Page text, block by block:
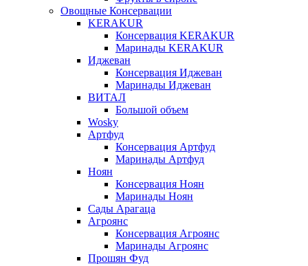
Овощные Консервации
KERAKUR
Консервация KERAKUR
Маринады KERAKUR
Иджеван
Консервация Иджеван
Маринады Иджеван
ВИТАЛ
Большой объем
Wosky
Артфуд
Консервация Артфуд
Маринады Артфуд
Ноян
Консервация Ноян
Маринады Ноян
Сады Арагаца
Агроянс
Консервация Агроянс
Маринады Агроянс
Прошян Фуд